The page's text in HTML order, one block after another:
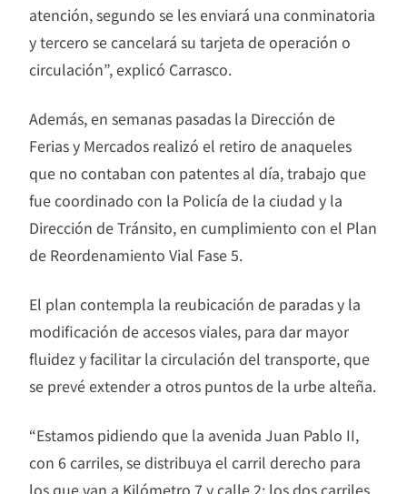
atención, segundo se les enviará una conminatoria
y tercero se cancelará su tarjeta de operación o
circulación”, explicó Carrasco.
Además, en semanas pasadas la Dirección de
Ferias y Mercados realizó el retiro de anaqueles
que no contaban con patentes al día, trabajo que
fue coordinado con la Policía de la ciudad y la
Dirección de Tránsito, en cumplimiento con el Plan
de Reordenamiento Vial Fase 5.
El plan contempla la reubicación de paradas y la
modificación de accesos viales, para dar mayor
fluidez y facilitar la circulación del transporte, que
se prevé extender a otros puntos de la urbe alteña.
“Estamos pidiendo que la avenida Juan Pablo II,
con 6 carriles, se distribuya el carril derecho para
los que van a Kilómetro 7 y calle 2; los dos carriles